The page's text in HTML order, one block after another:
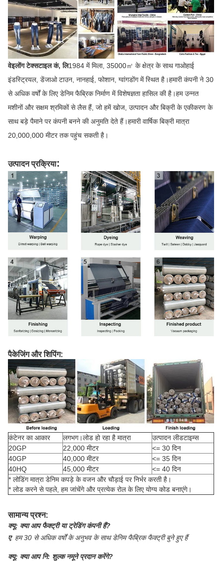
वेइलोंग टेक्सटाइल कं, लि1984 में मिला, 35000㎡ के क्षेत्र के साथ गाओहाई
इंडस्ट्रियल, डेंजाओ टाउन, नानहाई, फोशान, ग्वांगडोंग में स्थित है।हमारी कंपनी ने 30
से अधिक वर्षों के लिए डेनिम फैब्रिक निर्माण में विशेषज्ञता हासिल की है।हम उन्नत
मशीनों और सक्षम श्रमिकों से लैस हैं, जो हमें खोज, उत्पादन और बिक्री के एकीकरण के
साथ बड़े पैमाने पर कंपनी बनने की अनुमति देते हैं।हमारी वार्षिक बिक्री मात्रा
20,000,000 मीटर तक पहुंच सकती है।
उत्पादन प्रक्रिया:
पैकेजिंग और शिपिंग:
कंटेनर का आकार लगभग।लोड हो रहा है मात्रा
उत्पादन लीडटाइम्स
20GP
22,000 मीटर
<= 30 दिन
40GP
40,000 मीटर
<= 35 दिन
40HQ
45,000 मीटर
<= 40 दिन
* लोडिंग मात्रा डेनिम कपड़े के वजन और चौड़ाई पर निर्भर करती है।
* लोड करने से पहले, हम जांचेंगे और प्रत्येक रोल के लिए योग्य कोड बनाएंगे।
सामान्य प्रश्न:
क्यू: क्या आप फैक्ट्री या ट्रेडिंग कंपनी हैं?
ए: हम 30 से अधिक वर्षों के अनुभव के साथ डेनिम फैब्रिक फैक्ट्री बुने हुए हैं
क्यू: क्या आप नि: शुल्क नमूने प्रदान करेंगे?